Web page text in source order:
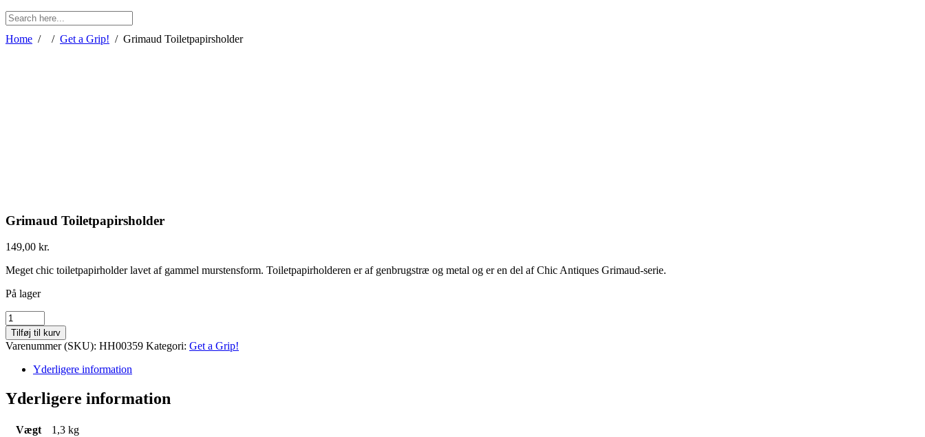
Home / / Get a Grip! / Grimaud Toiletpapirsholder
Grimaud Toiletpapirsholder
149,00 kr.
Meget chic toiletpapirholder lavet af gammel murstensform. Toiletpapirholderen er af genbrugstræ og metal og er en del af Chic Antiques Grimaud-serie.
På lager
Grimaud
Toiletpapirsholder
quantity
Tilføj til kurv
Varenummer (SKU): HH00359 Kategori: Get a Grip!
Yderligere information
Yderligere information
Vægt
1,3 kg